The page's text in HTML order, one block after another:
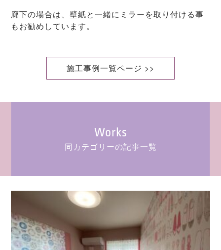
廊下の場合は、壁紙と一緒にミラーを取り付ける事
もお勧めしています。
施工事例一覧ページ >>
Works
同カテゴリーの記事一覧